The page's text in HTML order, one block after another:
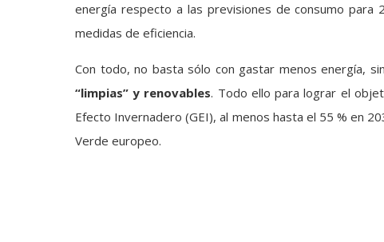
energía respecto a las previsiones de consumo para
medidas de eficiencia.
Con todo, no basta sólo con gastar menos energía,
“limpias” y renovables. Todo ello para lograr el
Efecto Invernadero (GEI), al menos hasta el 55 % en
Verde europeo.